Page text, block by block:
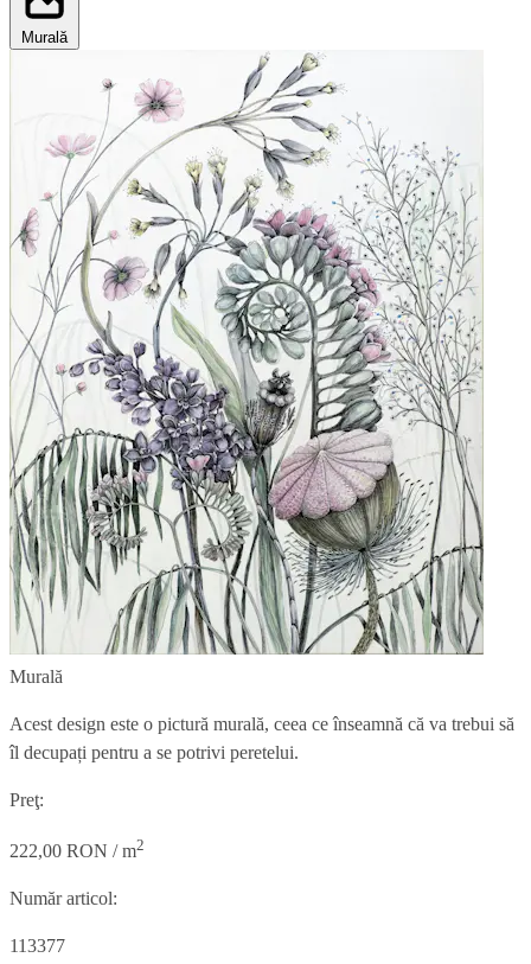
Murală
Murală
Acest design este o pictură murală, ceea ce înseamnă că va trebui să
îl decupați pentru a se potrivi peretelui.
Preţ:
222,00 RON / m2
Număr articol:
113377